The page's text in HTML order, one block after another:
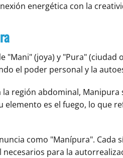
energética con la
"Mani" (joya) y "Pura"
el poder personal y la
la región abdominal,
elemento es el fuego, lo que
como "Manípura". Cada
para la